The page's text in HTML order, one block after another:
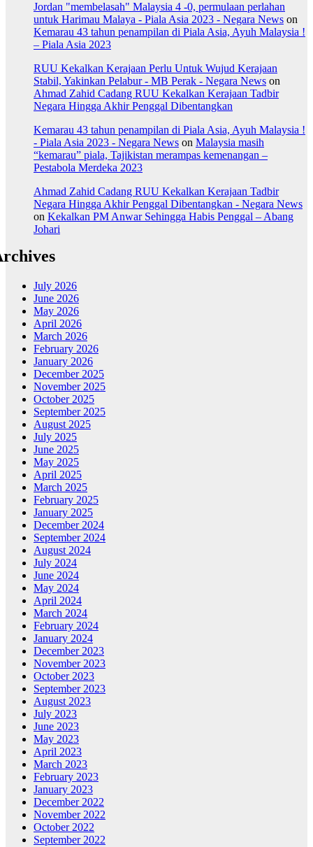
Jordan "membelasah" Malaysia 4 -0, permulaan perlahan
untuk Harimau Malaya - Piala Asia 2023 - Negara News on
Kemarau 43 tahun penampilan di Piala Asia, Ayuh Malaysia !
– Piala Asia 2023
RUU Kekalkan Kerajaan Perlu Untuk Wujud Kerajaan
Stabil, Yakinkan Pelabur - MB Perak - Negara News on
Ahmad Zahid Cadang RUU Kekalkan Kerajaan Tadbir
Negara Hingga Akhir Penggal Dibentangkan
Kemarau 43 tahun penampilan di Piala Asia, Ayuh Malaysia !
- Piala Asia 2023 - Negara News on Malaysia masih
“kemarau” piala, Tajikistan merampas kemenangan –
Pestabola Merdeka 2023
Ahmad Zahid Cadang RUU Kekalkan Kerajaan Tadbir
Negara Hingga Akhir Penggal Dibentangkan - Negara News
on Kekalkan PM Anwar Sehingga Habis Penggal – Abang
Johari
July 2026
June 2026
May 2026
April 2026
March 2026
February 2026
January 2026
December 2025
November 2025
October 2025
September 2025
August 2025
July 2025
June 2025
May 2025
April 2025
March 2025
February 2025
January 2025
December 2024
September 2024
August 2024
July 2024
June 2024
May 2024
April 2024
March 2024
February 2024
January 2024
December 2023
November 2023
October 2023
September 2023
August 2023
July 2023
June 2023
May 2023
April 2023
March 2023
February 2023
January 2023
December 2022
November 2022
October 2022
September 2022